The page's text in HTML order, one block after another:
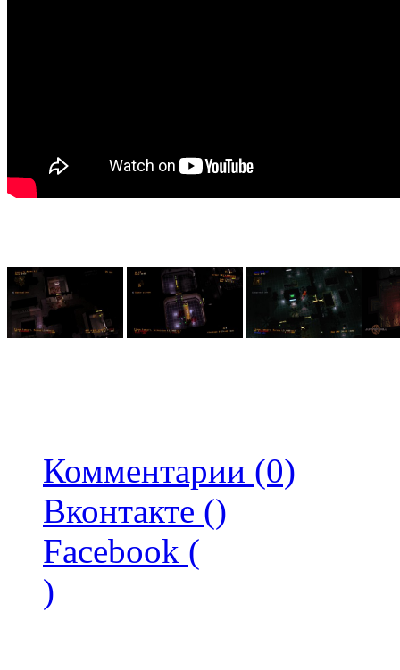
Комментарии (0)
Вконтакте ()
Facebook (
)